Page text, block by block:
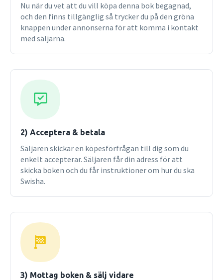
Nu när du vet att du vill köpa denna bok begagnad,
och den finns tillgänglig så trycker du på den gröna
knappen under annonserna för att komma i kontakt
med säljarna.
2) Acceptera & betala
Säljaren skickar en köpesförfrågan till dig som du
enkelt accepterar. Säljaren får din adress för att
skicka boken och du får instruktioner om hur du ska
Swisha.
3) Mottag boken & sälj vidare